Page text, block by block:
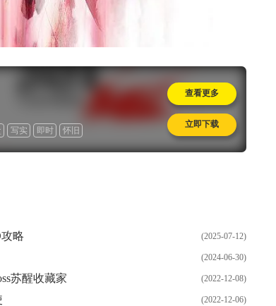
写实 即时 怀旧
查看更多
立即下载
(2025-07-12)
略
(2024-06-30)
(2022-12-08)
苏醒收藏家
(2022-12-06)